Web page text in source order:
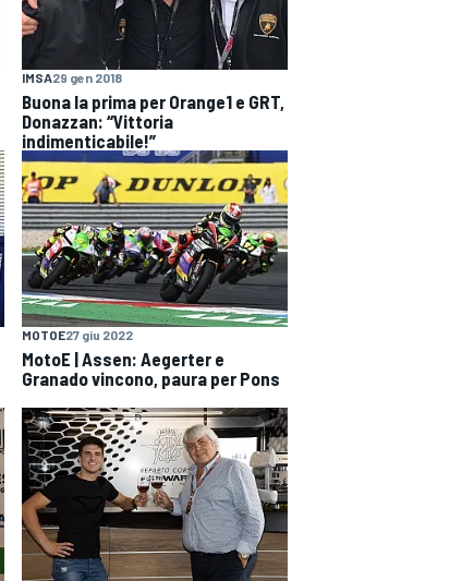
IMSA29 gen 2018
Buona la prima per Orange1 e GRT,
Donazzan: “Vittoria
indimenticabile!”
MOTOE27 giu 2022
MotoE | Assen: Aegerter e
Granado vincono, paura per Pons